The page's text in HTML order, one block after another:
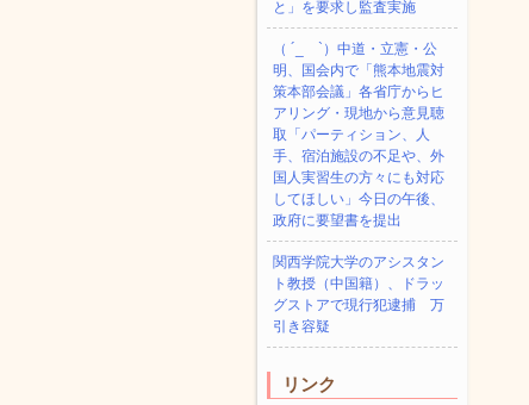
と」を要求し監査実施
（ ´_ゝ`）中道・立憲・公
明、国会内で「熊本地震対
策本部会議」各省庁からヒ
アリング・現地から意見聴
取「パーティション、人
手、宿泊施設の不足や、外
国人実習生の方々にも対応
してほしい」今日の午後、
政府に要望書を提出
関西学院大学のアシスタン
ト教授（中国籍）、ドラッ
グストアで現行犯逮捕 万
引き容疑
リンク